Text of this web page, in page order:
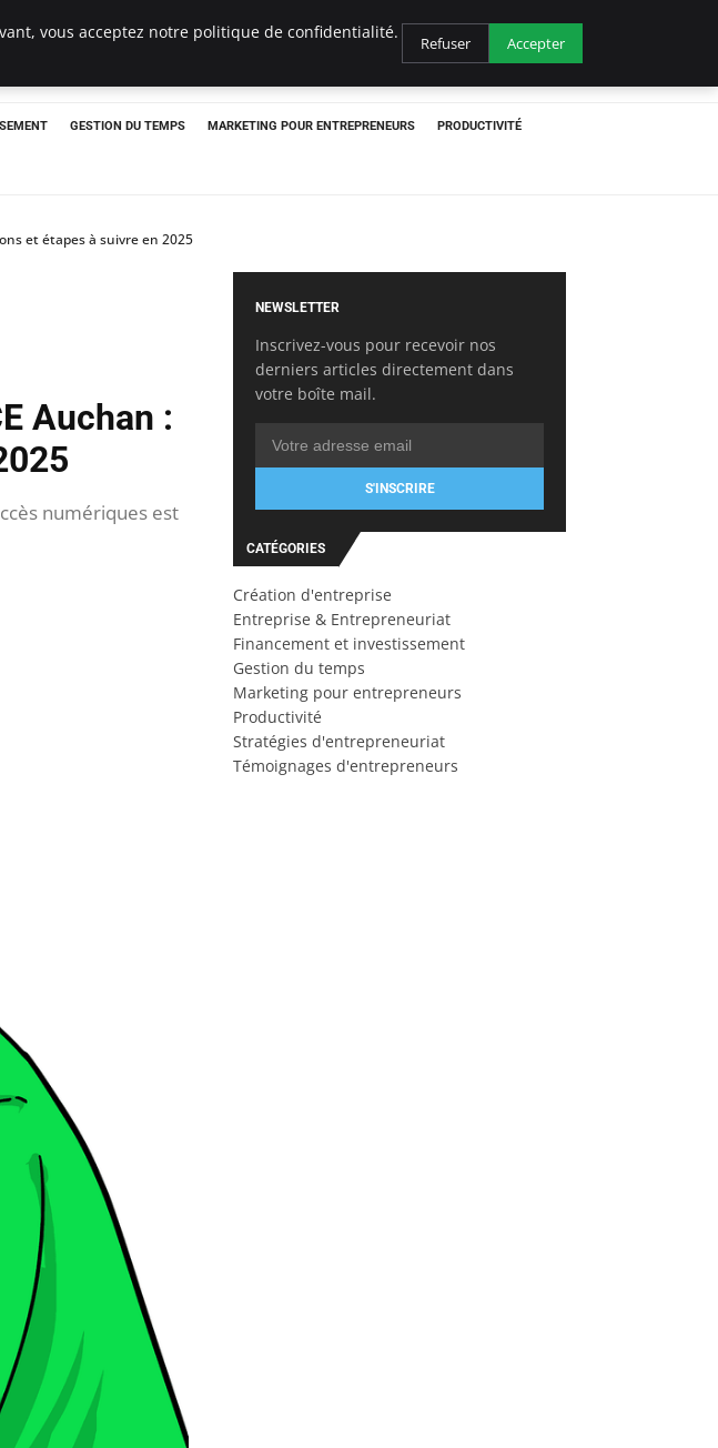
GESTION DU TEMPS MARKETING POUR ENTREPRENEURS PRODUCTIVITÉ
et étapes à suivre en 2025
Auchan :
numériques est
NEWSLETTER
Inscrivez-vous pour recevoir nos
derniers articles directement dans
votre boîte mail.
S'INSCRIRE
CATÉGORIES
Création d'entreprise
Entreprise & Entrepreneuriat
Financement et investissement
Gestion du temps
Marketing pour entrepreneurs
Productivité
Stratégies d'entrepreneuriat
Témoignages d'entrepreneurs
vous acceptez notre politique de confidentialité.
Refuser Accepter